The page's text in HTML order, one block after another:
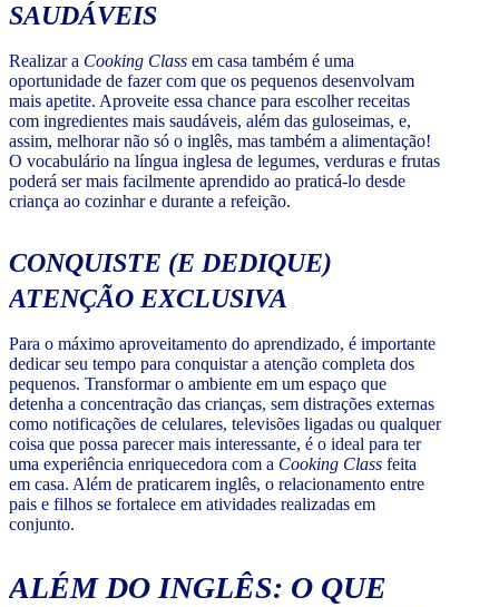
SAUDÁVEIS
Realizar a Cooking Class em casa também é uma
oportunidade de fazer com que os pequenos desenvolvam
mais apetite. Aproveite essa chance para escolher receitas
com ingredientes mais saudáveis, além das guloseimas, e,
assim, melhorar não só o inglês, mas também a alimentação!
O vocabulário na língua inglesa de legumes, verduras e frutas
poderá ser mais facilmente aprendido ao praticá-lo desde
criança ao cozinhar e durante a refeição.
CONQUISTE (E DEDIQUE)
ATENÇÃO EXCLUSIVA
Para o máximo aproveitamento do aprendizado, é importante
dedicar seu tempo para conquistar a atenção completa dos
pequenos. Transformar o ambiente em um espaço que
detenha a concentração das crianças, sem distrações externas
como notificações de celulares, televisões ligadas ou qualquer
coisa que possa parecer mais interessante, é o ideal para ter
uma experiência enriquecedora com a Cooking Class feita
em casa. Além de praticarem inglês, o relacionamento entre
pais e filhos se fortalece em atividades realizadas em
conjunto.
ALÉM DO INGLÊS: O QUE